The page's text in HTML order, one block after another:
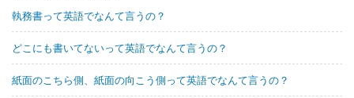
執務書って英語でなんて言うの？
どこにも書いてないって英語でなんて言うの？
紙面のこちら側、紙面の向こう側って英語でなんて言うの？